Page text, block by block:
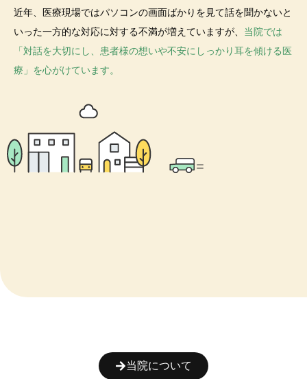
近年、医療現場ではパソコンの画面ばかりを見て話を聞かないと
いった一方的な対応に対する不満が増えていますが、 当院では
「対話を大切にし、患者様の想いや不安にしっかり耳を傾ける医
療」を心がけています。
当院について